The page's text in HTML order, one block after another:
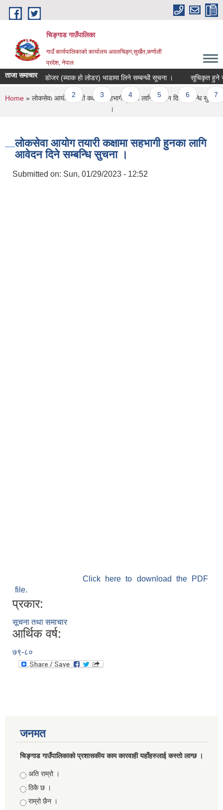
Skip to main content
चिङ्गाड गाउँपालिका
गाउँ कार्यपालिकाको कार्यालय अवलचिङ्ग,सुर्खेत,कर्णाली
प्रदेश, नेपाल
ताजा समाचारडोजर (ब्याक हो लोडर) भाडामा लिने सम्बन्धी सूचना । सूचिकृत हुने
Pages
1 2 3 4 5 6 7
You are here
Home » लोकसेवा आयोग तयारी कक्षामा सहभागी हुनका लागि आवेदन दिने सम्बन्धि सुचना
।
लोकसेवा आयोग तयारी कक्षामा सहभागी हुनका लागि
आवेदन दिने सम्बन्धि सुचना ।
Submitted on: Sun, 01/29/2023 - 12:52
Click here to download the PDF
file.
प्रकार:
सूचना तथा समाचार
आर्थिक वर्ष:
७९-८०
जनमत
चिङ्गाड गाउँपालिकाको प्रशासकीय काम कारवाही यहाँहरुलाई कस्तो लाग्छ ।
Choices
अति राम्रो ।
ठिकै छ ।
राम्रो छैन ।